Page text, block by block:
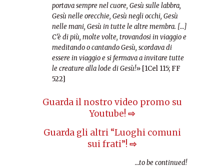
portava sempre nel cuore, Gesù sulle labbra,
Gesù nelle orecchie, Gesù negli occhi, Gesù
nelle mani, Gesù in tutte le altre membra. […]
C’è di più, molte volte, trovandosi in viaggio e
meditando o cantando Gesù, scordava di
essere in viaggio e si fermava a invitare tutte
le creature alla lode di Gesù!» [1Cel 115; FF
522]
Guarda il nostro video promo su
Youtube! ⇨
Guarda gli altri “Luoghi comuni
sui frati”! ⇨
…to be continued!